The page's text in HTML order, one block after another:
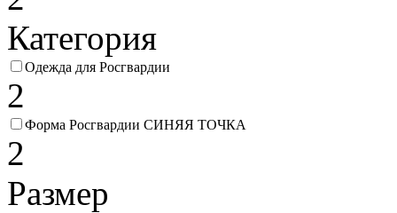
Категория
Одежда для Росгвардии
2
Форма Росгвардии СИНЯЯ ТОЧКА
2
Размер